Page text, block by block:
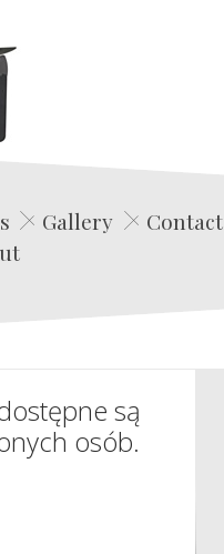
Edwin Film Agencja Aktorska
Gallery
Contact
są
osób.